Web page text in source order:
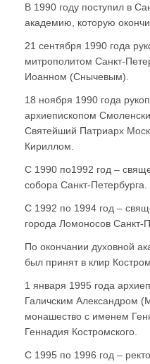
В 1990 году поступил в
академию, которую
21 сентября 1990 года
митрополитом Санкт-
Иоанном (Снычевым).
18 ноября 1990 года
архиепископом
Святейший Патриарх
Кириллом.
С 1990 по1992 год –
собора Санкт-Петербурга.
С 1992 по 1994 год –
города Ломоносов Санкт-
По окончании духовной
был принят в клир
1 января 1995 года
Галичским Александром
монашество с именем
Геннадия Костромского.
С 1995 по 1996 год –